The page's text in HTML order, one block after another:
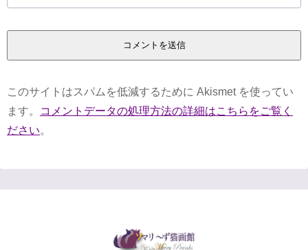
このサイトはスパムを低減するために Akismet を使ってい
ます。
コメントデータの処理方法の詳細はこちらをご覧く
ださい。